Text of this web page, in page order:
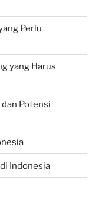
Perlu
yang Harus
Potensi
Indonesia